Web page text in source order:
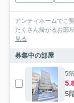
アンティホームでご
たくさん掛かるお部
見る
募集中の部屋
5階
5